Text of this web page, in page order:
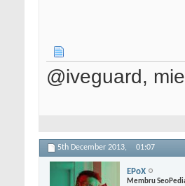
@iveguard,
5th December 2013, 01:07
EPoX
Membru